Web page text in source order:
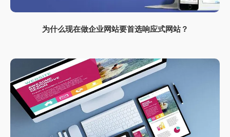
为什么现在做企业网站要首选响应式网站？